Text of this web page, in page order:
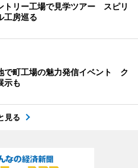
トリー工場で見学ツアー スピリ
工房巡る
で町工場の魅力発信イベント ク
示も
見る